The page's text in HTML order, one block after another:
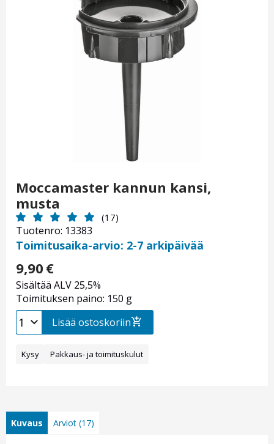
Moccamaster kannun kansi,
musta
Tuotenro: 13383
(17)
Toimitusaika-arvio: 2-7 arkipäivää
9,90 €
Sisältää ALV 25,5%
Toimituksen paino: 150 g
Lisää ostoskoriin
Kysy Pakkaus- ja toimituskulut
Kuvaus Arviot (17)